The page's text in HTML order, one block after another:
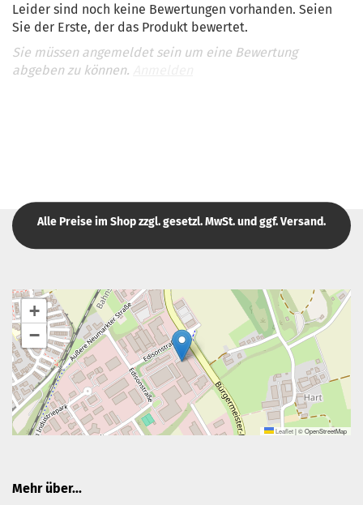
Leider sind noch keine Bewertungen vorhanden. Seien
Sie der Erste, der das Produkt bewertet.
Sie müssen angemeldet sein um eine Bewertung
abgeben zu können.
Alle Preise im Shop zzgl. gesetzl. MwSt. und ggf. Versand.
+
−
Leaflet|© OpenStreetMap
Mehr über...